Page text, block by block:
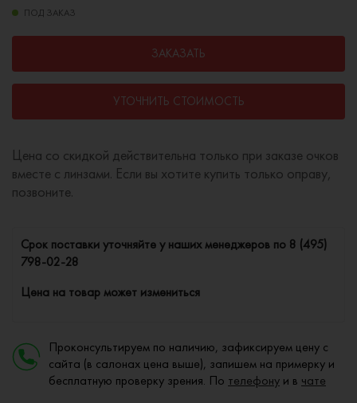
ПОД ЗАКАЗ
ЗАКАЗАТЬ
УТОЧНИТЬ СТОИМОСТЬ
Цена со скидкой действительна только при заказе очков
вместе с линзами. Если вы хотите купить только оправу,
позвоните.
Cрок поставки уточняйте у наших менеджеров по 8 (495)
798-02-28
Цена на товар может измениться
Проконсультируем по наличию, зафиксируем цену с
сайта (в салонах цена выше), запишем на примерку и
бесплатную проверку зрения. По телефону и в чате